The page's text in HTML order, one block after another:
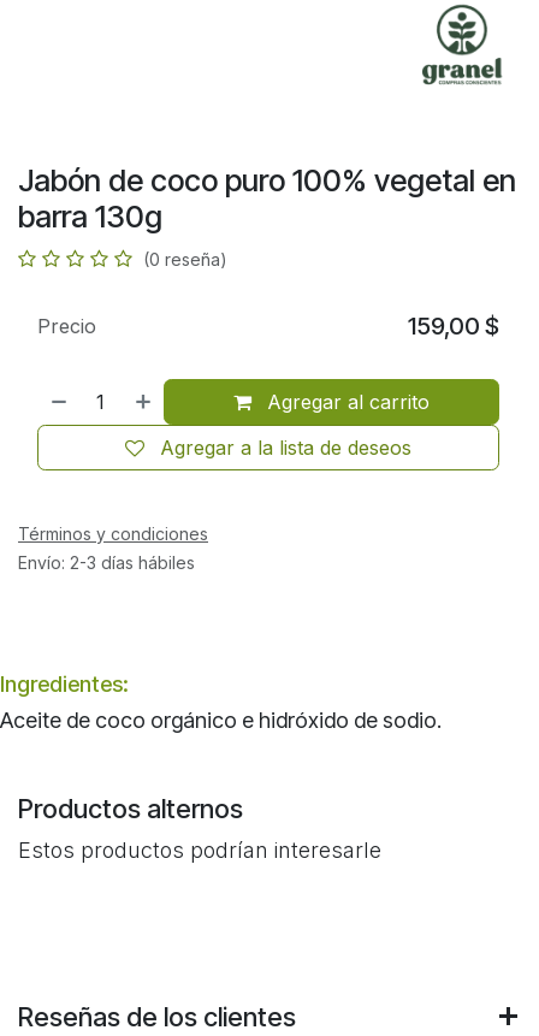
Jabón de coco puro 100% vegetal en
barra 130g
(0 reseña)
Agregar al carrito
Agregar a la lista de deseos
Precio 159,00 $
Términos y condiciones
Envío: 2-3 días hábiles
Ingredientes:
Aceite de coco orgánico e hidróxido de sodio.
Productos alternos
Estos productos podrían interesarle
Reseñas de los clientes